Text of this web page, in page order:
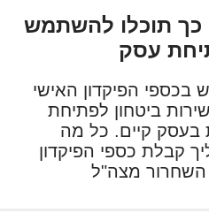
כך תוכלו להשתמש
עסק
הפיקדון האישי
ביטחון לפתיחת
קיים. כל מה
קבלת כספי הפיקדון
מצה"ל